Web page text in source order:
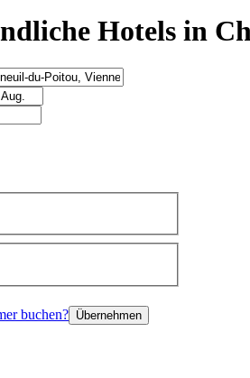
Hotels in
buchen? Übernehmen